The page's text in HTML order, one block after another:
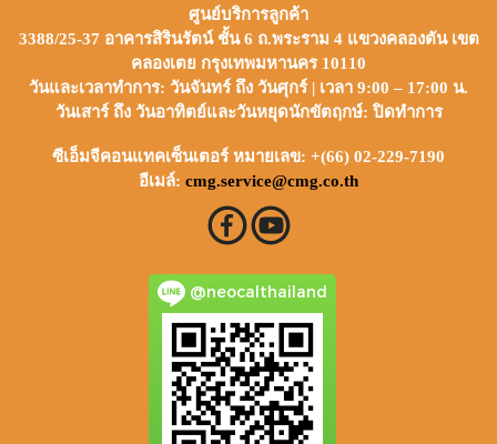
ศูนย์บริการลูกค้า
3388/25-37 อาคารสิรินรัตน์ ชั้น 6 ถ.พระราม 4 แขวงคลองตัน เขต
คลองเตย กรุงเทพมหานคร 10110
วันและเวลาทำการ: วันจันทร์ ถึง วันศุกร์ | เวลา 9:00 – 17:00 น.
วันเสาร์ ถึง วันอาทิตย์และวันหยุดนักขัตฤกษ์: ปิดทำการ
ซีเอ็มจีคอนแทคเซ็นเตอร์ หมายเลข: +(66) 02-229-7190
อีเมล์: cmg.service@cmg.co.th
@neocalthailand